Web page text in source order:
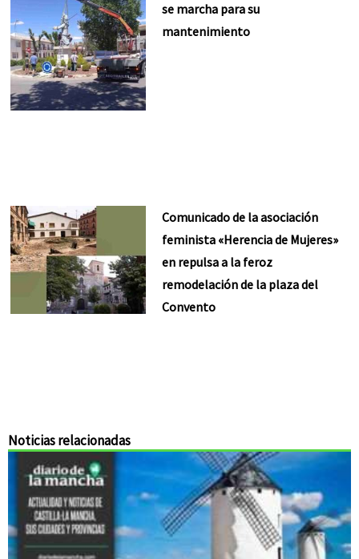
se marcha para su
mantenimiento
Comunicado de la asociación
feminista «Herencia de Mujeres»
en repulsa a la feroz
remodelación de la plaza del
Convento
Noticias relacionadas